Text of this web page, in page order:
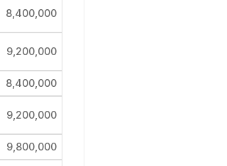
8,400,000
9,200,000
8,400,000
9,200,000
9,800,000